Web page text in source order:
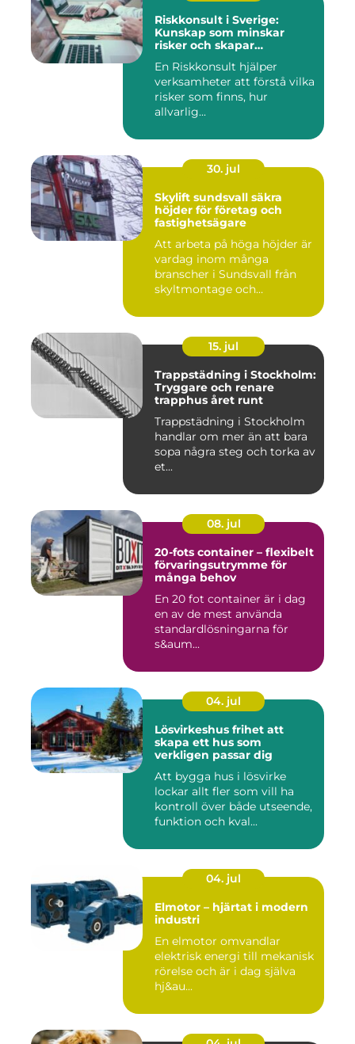
Riskkonsult i Sverige:
Kunskap som minskar
risker och skapar
En Riskkonsult hjälper
verksamheter att förstå vilka
risker som finns, hur
allvarlig...
30. jul
Skylift sundsvall säkra
höjder för företag och
fastighetsägare
Att arbeta på höga höjder är
vardag inom många
branscher i Sundsvall från
skyltmontage och
15. jul
Trappstädning i Stockholm:
Tryggare och renare
trapphus året runt
Trappstädning i Stockholm
handlar om mer än att bara
sopa några steg och torka av
et...
08. jul
20-fots container – flexibelt
förvaringsutrymme för
många behov
En 20 fot container är i dag
en av de mest använda
standardlösningarna för
s&aum...
04. jul
Lösvirkeshus frihet att
skapa ett hus som
verkligen passar dig
Att bygga hus i lösvirke
lockar allt fler som vill ha
kontroll över både utseende,
funktion och kval...
04. jul
Elmotor – hjärtat i modern
industri
En elmotor omvandlar
elektrisk energi till mekanisk
rörelse och är i dag själva
hj&au...